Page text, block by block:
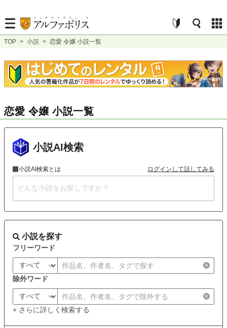
TOP > 小説 > 恋愛 令嬢 小説一覧
恋愛 令嬢 小説一覧
小説AI検索
小説AI検索とは ログインして話してみる
小説を探す
フリーワード
除外ワード
+ さらに詳しく検索する